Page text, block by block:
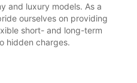
and luxury models. As a
ourselves on providing
short- and long-term
hidden charges.